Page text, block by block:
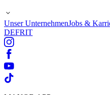
Unser UnternehmenJobs &
DEFRIT